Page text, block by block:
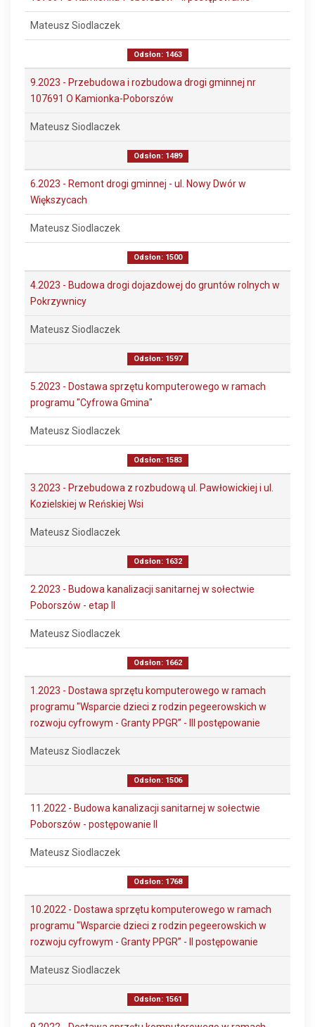
Mateusz Siodlaczek
Odsłon: 1463
9.2023 - Przebudowa i rozbudowa drogi gminnej nr
107691 O Kamionka-Poborszów
Mateusz Siodlaczek
Odsłon: 1489
6.2023 - Remont drogi gminnej - ul. Nowy Dwór w
Większycach
Mateusz Siodlaczek
Odsłon: 1500
4.2023 - Budowa drogi dojazdowej do gruntów rolnych w
Pokrzywnicy
Mateusz Siodlaczek
Odsłon: 1597
5.2023 - Dostawa sprzętu komputerowego w ramach
programu "Cyfrowa Gmina"
Mateusz Siodlaczek
Odsłon: 1583
3.2023 - Przebudowa z rozbudową ul. Pawłowickiej i ul.
Kozielskiej w Reńskiej Wsi
Mateusz Siodlaczek
Odsłon: 1632
2.2023 - Budowa kanalizacji sanitarnej w sołectwie
Poborszów - etap II
Mateusz Siodlaczek
Odsłon: 1662
1.2023 - Dostawa sprzętu komputerowego w ramach
programu "Wsparcie dzieci z rodzin pegeerowskich w
rozwoju cyfrowym - Granty PPGR” - III postępowanie
Mateusz Siodlaczek
Odsłon: 1506
11.2022 - Budowa kanalizacji sanitarnej w sołectwie
Poborszów - postępowanie II
Mateusz Siodlaczek
Odsłon: 1768
10.2022 - Dostawa sprzętu komputerowego w ramach
programu "Wsparcie dzieci z rodzin pegeerowskich w
rozwoju cyfrowym - Granty PPGR” - II postępowanie
Mateusz Siodlaczek
Odsłon: 1561